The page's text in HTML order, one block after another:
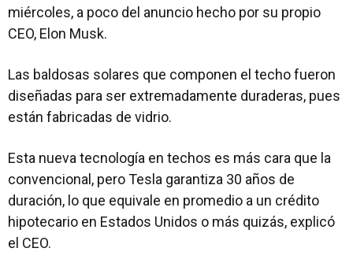
miércoles, a poco del anuncio hecho por su propio
CEO, Elon Musk.
Las baldosas solares que componen el techo fueron
diseñadas para ser extremadamente duraderas, pues
están fabricadas de vidrio.
Esta nueva tecnología en techos es más cara que la
convencional, pero Tesla garantiza 30 años de
duración, lo que equivale en promedio a un crédito
hipotecario en Estados Unidos o más quizás, explicó
el CEO.